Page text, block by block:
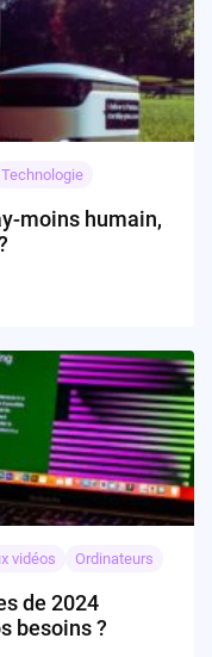
Technologie
moins humain,
vidéos Ordinateurs
de 2024
besoins ?